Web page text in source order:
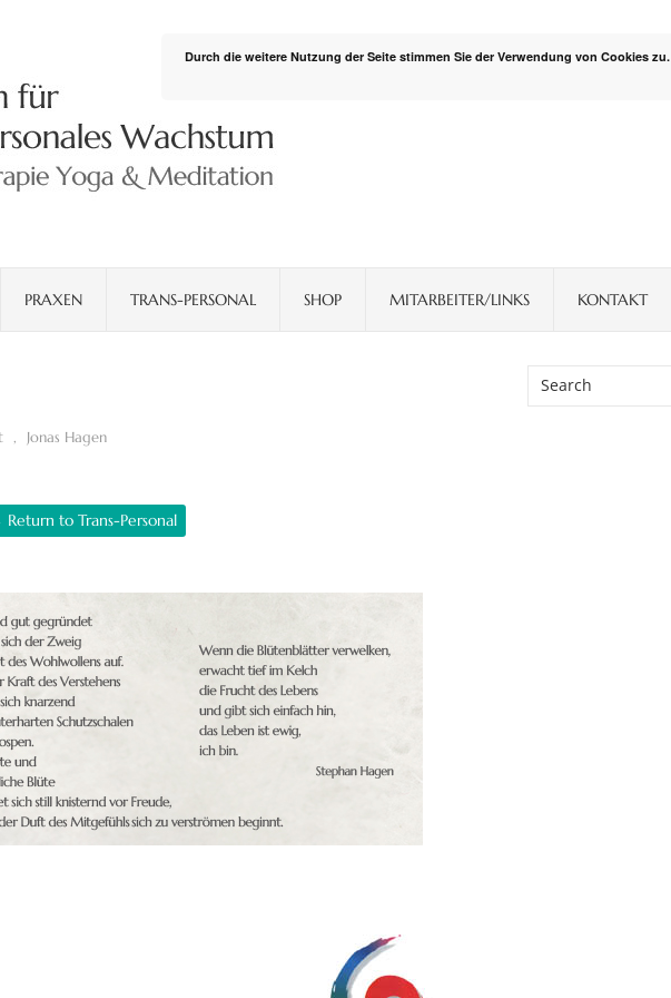
PRAXEN TRANS-PERSONAL SHOP MITARBEITER/LINKS KONTAKT
, Jonas Hagen
to Trans-Personal
Durch die weitere Nutzung der Seite stimmen Sie der Verwendung von Cookies zu.